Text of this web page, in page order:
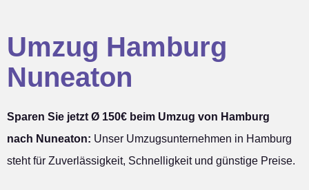
Umzug Hamburg
Nuneaton
Sparen Sie jetzt Ø 150€ beim Umzug von Hamburg
nach Nuneaton: Unser Umzugsunternehmen in Hamburg
steht für Zuverlässigkeit, Schnelligkeit und günstige Preise.